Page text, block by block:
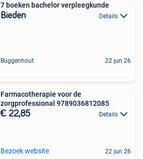
7 boeken bachelor verpleegkunde
Bieden Details
Buggenhout 22 jun 26
Farmacotherapie voor de
zorgprofessional 9789036812085
€ 22,85 Details
Bezoek website 22 jun 26